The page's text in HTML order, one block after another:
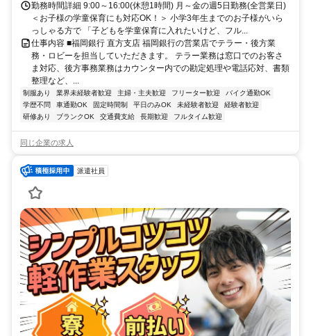
勤務時間詳細 9:00～16:00(休憩1時間) 月～金の週5日勤務(全営業日)
＜お子様の学童保育にも対応OK！＞ 小学3年生までのお子様がいら
っしゃる方で 「子どもを学童保育に入れたいけど、フル...
仕事内容 ■福岡銀行 直方支店 福岡銀行の営業店でテラー・後方業
務・ロビーを担当していただきます。 テラー業務は窓口でのお客さ
ま対応、後方事務業務はカウンター内での勘定処理や電話応対、書類
整理など、...
制服あり 業界未経験者歓迎 主婦・主夫歓迎 フリーター歓迎
バイク通勤OK
学歴不問
車通勤OK 固定時間制 平日のみOK 未経験者歓迎
経験者歓迎
研修あり
ブランクOK 交通費支給 長期歓迎 フルタイム歓迎
同じ企業の求人
派遣社員